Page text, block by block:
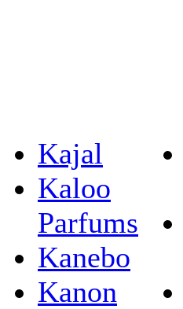
Kajal
Kaloo
Parfums
Kanebo
Kanon